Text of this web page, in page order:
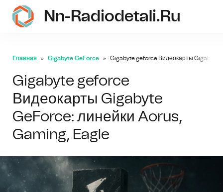
Nn-Radiodetali.ru
Главная Gigabyte GeForce Gigabyte geforce Видеокарты Gigabyte
Gigabyte geforce
Видеокарты Gigabyte
GeForce: линейки Aorus,
Gaming, Eagle